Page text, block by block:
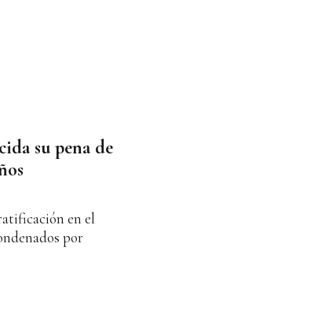
su pena de
en el
por